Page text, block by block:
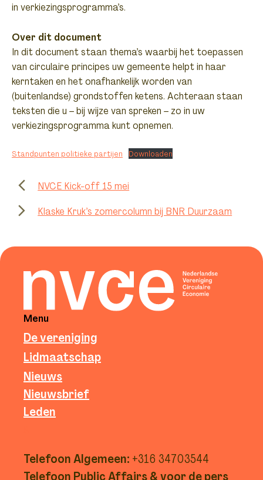
in verkiezingsprogramma’s.
Over dit document
In dit document staan thema’s waarbij het toepassen
van circulaire principes uw gemeente helpt in haar
kerntaken en het onafhankelijk worden van
(buitenlandse) grondstoffen ketens. Achteraan staan
teksten die u – bij wijze van spreken – zo in uw
verkiezingsprogramma kunt opnemen.
Standpunten politieke partijen Downloaden
NVCE Kick-off 15 mei
Klaske Kruk’s zomercolumn bij BNR Duurzaam
Menu
De vereniging
Lidmaatschap
Nieuws
Nieuwsbrief
Leden
Telefoon Algemeen: +316 34703544
Telefoon Public Affairs & voor de pers